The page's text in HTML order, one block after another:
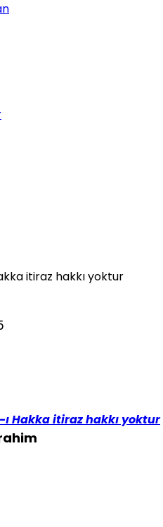
itiraz hakkı yoktur